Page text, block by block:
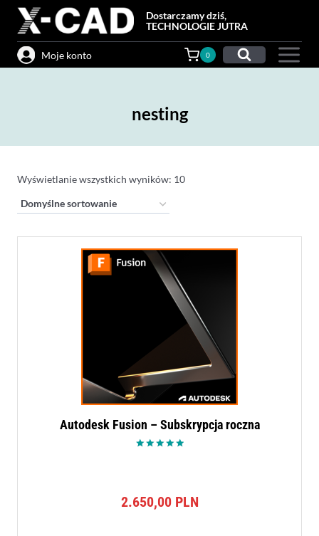
Przejdź
treści
Dostarczamy dziś,
TECHNOLOGIE JUTRA
Moje konto 0
nesting
Wyświetlanie wszystkich wyników: 10
Autodesk Fusion – Subskrypcja roczna
2.650,00 PLN